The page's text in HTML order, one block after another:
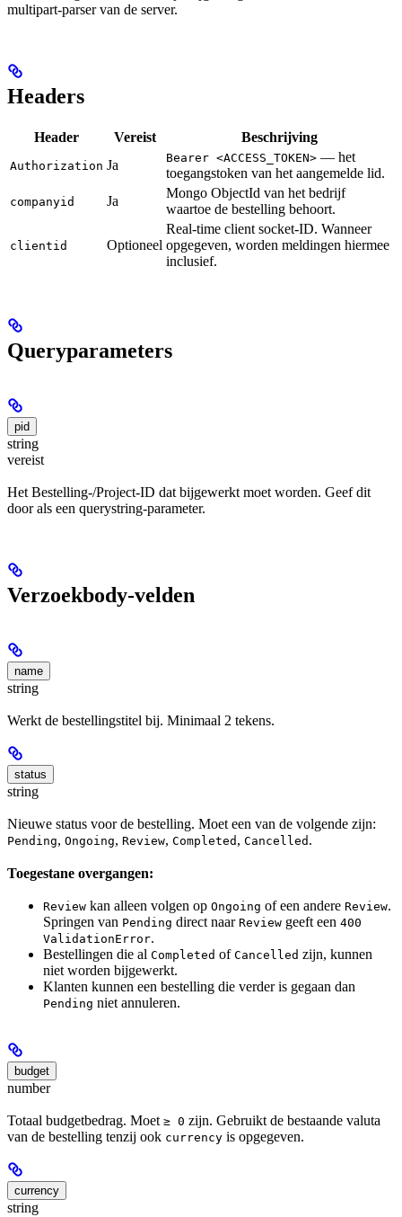
multipart-parser van de server.
Headers
Header Vereist Beschrijving
Authorization Ja Bearer <ACCESS_TOKEN> — het
toegangstoken van het aangemelde lid.
companyid Ja
Mongo ObjectId van het bedrijf
waartoe de bestelling behoort.
clientid Optioneel
Real-time client socket-ID. Wanneer
opgegeven, worden meldingen hiermee
inclusief.
Queryparameters
pid
string
vereist
Het Bestelling-/Project-ID dat bijgewerkt moet worden. Geef dit
door als een querystring-parameter.
Verzoekbody-velden
name
string
Werkt de bestelling­stitel bij. Minimaal 2 tekens.
status
string
Nieuwe status voor de bestelling. Moet een van de volgende zijn:
Pending, Ongoing, Review, Completed , Cancelled .
Toegestane overgangen:
Review kan alleen volgen op Ongoing of een andere Review.
Springen van Pending direct naar Review geeft een 400
ValidationError.
Bestellingen die al Completed of Cancelled zijn, kunnen
niet worden bijgewerkt.
Klanten kunnen een bestelling die verder is gegaan dan
Pending niet annuleren.
budget
number
Totaal budgetbedrag. Moet ≥ 0 zijn. Gebruikt de bestaande valuta
van de bestelling tenzij ook currency is opgegeven.
currency
string